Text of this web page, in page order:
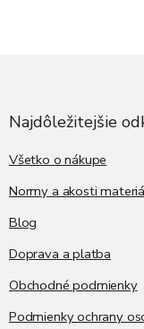
Najdôležitejšie
Všetko o nákupe
Normy a akosti
Blog
Doprava a platba
Obchodné podmienky
Podmienky ochrany